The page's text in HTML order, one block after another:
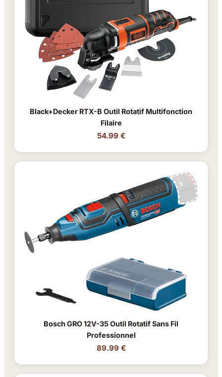
Black+Decker RTX-B Outil Rotatif Multifonction
Filaire
54.99 €
Bosch GRO 12V-35 Outil Rotatif Sans Fil
Professionnel
89.99 €